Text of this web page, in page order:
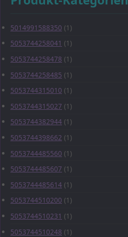
5014991588350 (1)
5053744258041 (1)
5053744258478 (1)
5053744258485 (1)
5053744315010 (1)
5053744315027 (1)
5053744382944 (1)
5053744398662 (1)
5053744485560 (1)
5053744485607 (1)
5053744485614 (1)
5053744510200 (1)
5053744510231 (1)
5053744510248 (1)